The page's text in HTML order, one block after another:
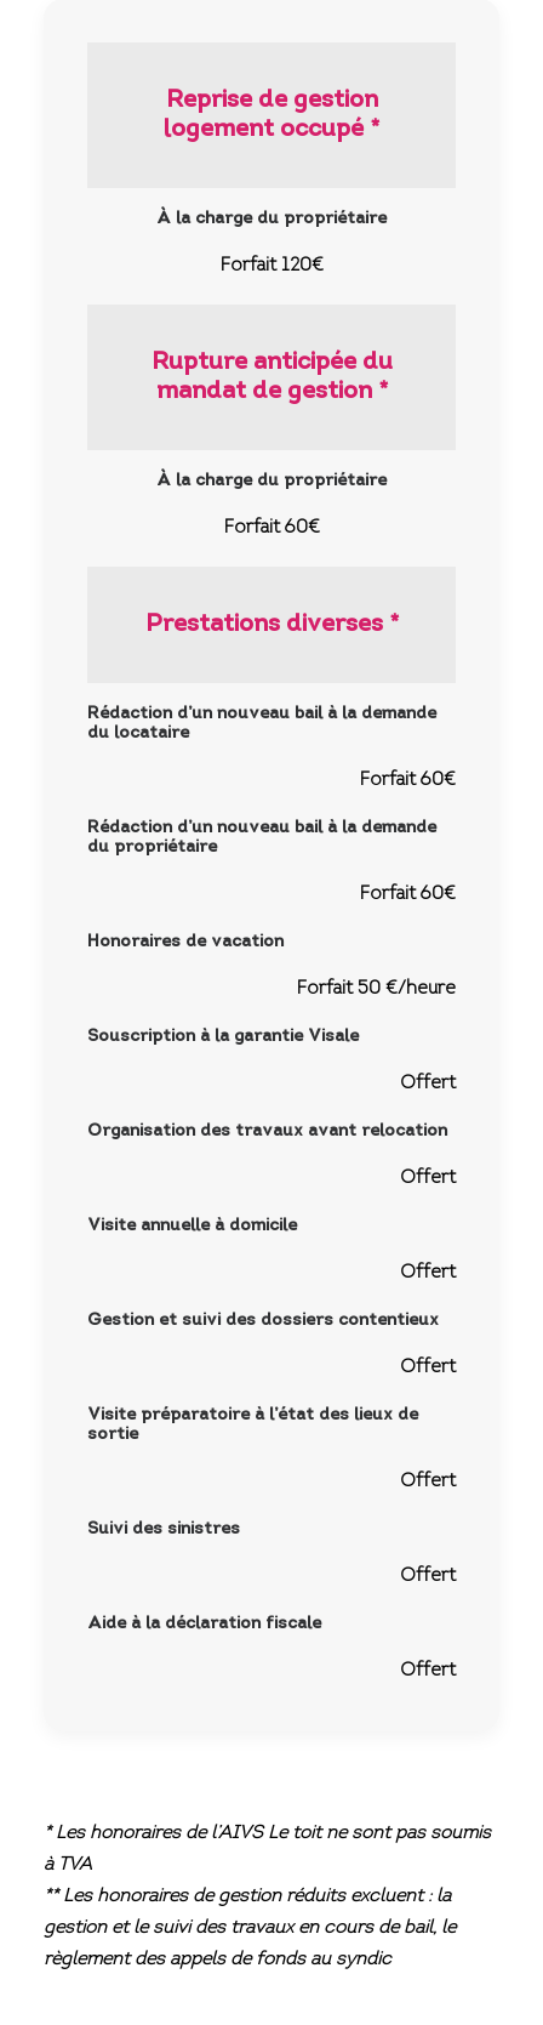
Reprise de gestion
logement occupé *
À la charge du propriétaire
Forfait 120€
Rupture anticipée du
mandat de gestion *
À la charge du propriétaire
Forfait 60€
Prestations diverses *
Rédaction d’un nouveau bail à la demande
du locataire
Forfait 60€
Rédaction d’un nouveau bail à la demande
du propriétaire
Forfait 60€
Honoraires de vacation
Forfait 50 €/heure
Souscription à la garantie Visale
Offert
Organisation des travaux avant relocation
Offert
Visite annuelle à domicile
Offert
Gestion et suivi des dossiers contentieux
Offert
Visite préparatoire à l’état des lieux de
sortie
Offert
Suivi des sinistres
Offert
Aide à la déclaration fiscale
Offert
* Les honoraires de l’AIVS Le toit ne sont pas soumis
à TVA
** Les honoraires de gestion réduits excluent : la
gestion et le suivi des travaux en cours de bail, le
règlement des appels de fonds au syndic